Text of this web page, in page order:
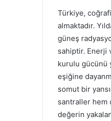
Türkiye,
almaktadır.
güneş
sahiptir. Enerji
kurulu gücünü
eşiğine
somut bir
santraller hem
değerin